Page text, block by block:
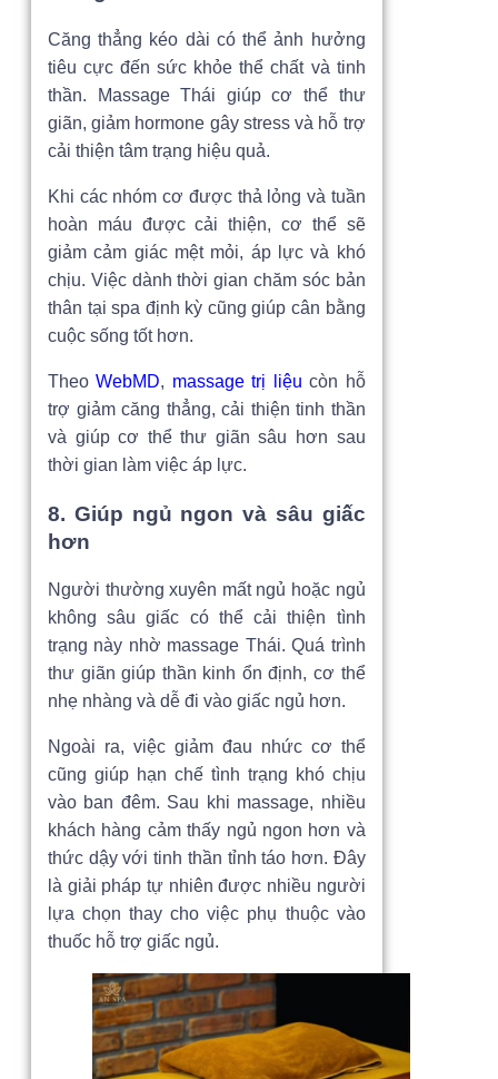
Căng thẳng kéo dài có thể ảnh hưởng
tiêu cực đến sức khỏe thể chất và tinh
thần. Massage Thái giúp cơ thể thư
giãn, giảm hormone gây stress và hỗ trợ
cải thiện tâm trạng hiệu quả.
Khi các nhóm cơ được thả lỏng và tuần
hoàn máu được cải thiện, cơ thể sẽ
giảm cảm giác mệt mỏi, áp lực và khó
chịu. Việc dành thời gian chăm sóc bản
thân tại spa định kỳ cũng giúp cân bằng
cuộc sống tốt hơn.
TheoWebMD, massage trị liệu còn hỗ
trợ giảm căng thẳng, cải thiện tinh thần
và giúp cơ thể thư giãn sâu hơn sau
thời gian làm việc áp lực.
8. Giúp ngủ ngon và sâu giấc
hơn
Người thường xuyên mất ngủ hoặc ngủ
không sâu giấc có thể cải thiện tình
trạng này nhờ massage Thái. Quá trình
thư giãn giúp thần kinh ổn định, cơ thể
nhẹ nhàng và dễ đi vào giấc ngủ hơn.
Ngoài ra, việc giảm đau nhức cơ thể
cũng giúp hạn chế tình trạng khó chịu
vào ban đêm. Sau khi massage, nhiều
khách hàng cảm thấy ngủ ngon hơn và
thức dậy với tinh thần tỉnh táo hơn. Đây
là giải pháp tự nhiên được nhiều người
lựa chọn thay cho việc phụ thuộc vào
thuốc hỗ trợ giấc ngủ.